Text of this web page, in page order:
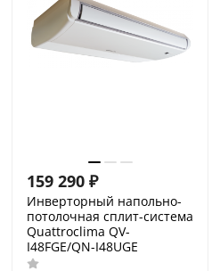
159 290 ₽
Инверторный напольно-
потолочная сплит-система
Quattroclima QV-
I48FGE/QN-I48UGE